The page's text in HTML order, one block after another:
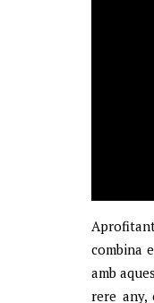
combina
amb
rere